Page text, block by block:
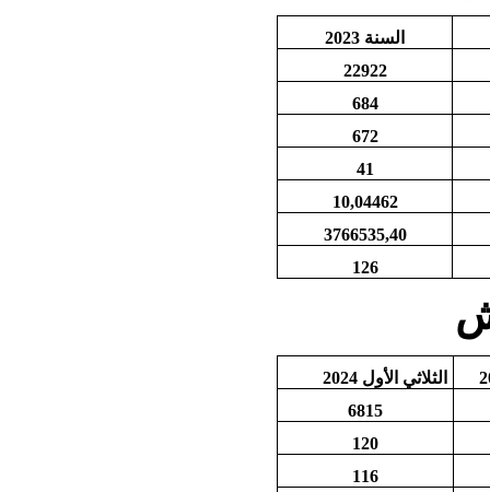
السنة 2023
22922
684
672
41
10,04462
3766535,40
126
الثلاثي الأول 2024
6815
120
116